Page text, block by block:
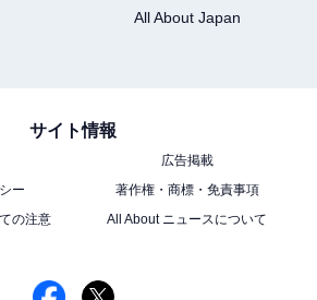
年調査】
All About Japan
サイト情報
広告掲載
ー
著作権・商標・免責事項
の注意
All About ニュースについて